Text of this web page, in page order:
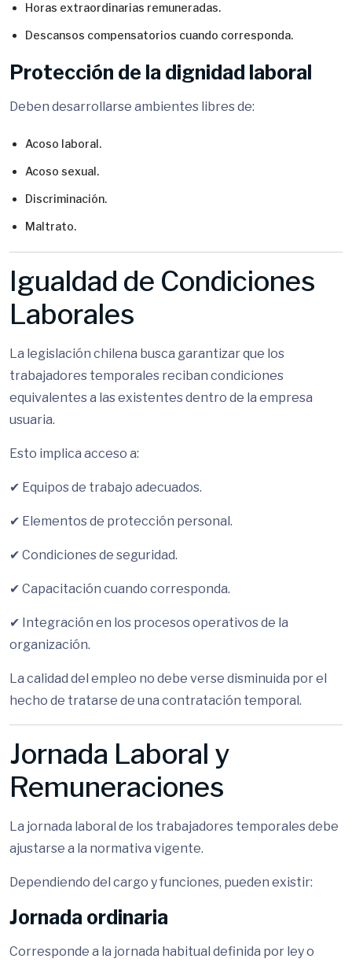
Horas extraordinarias remuneradas.
Descansos compensatorios cuando corresponda.
Protección de la dignidad laboral
Deben desarrollarse ambientes libres de:
Acoso laboral.
Acoso sexual.
Discriminación.
Maltrato.
Igualdad de Condiciones
Laborales
La legislación chilena busca garantizar que los
trabajadores temporales reciban condiciones
equivalentes a las existentes dentro de la empresa
usuaria.
Esto implica acceso a:
✔ Equipos de trabajo adecuados.
✔ Elementos de protección personal.
✔ Condiciones de seguridad.
✔ Capacitación cuando corresponda.
✔ Integración en los procesos operativos de la
organización.
La calidad del empleo no debe verse disminuida por el
hecho de tratarse de una contratación temporal.
Jornada Laboral y
Remuneraciones
La jornada laboral de los trabajadores temporales debe
ajustarse a la normativa vigente.
Dependiendo del cargo y funciones, pueden existir:
Jornada ordinaria
Corresponde a la jornada habitual definida por ley o